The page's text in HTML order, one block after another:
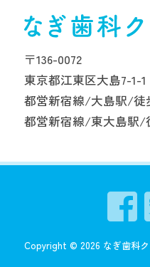
〒136-0072
東京都江東区大島7-1-1
都営新宿線/大島駅/徒
都営新宿線/東大島駅/
Copyright © 2026 なぎ歯科